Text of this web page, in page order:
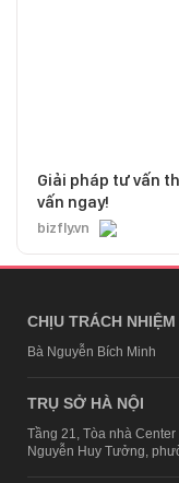
Giải pháp tư vấn
vấn ngay!
bizfly.vn
CHỊU TRÁCH
Bà Nguyễn Bích Minh
TRỤ SỞ HÀ NỘI
Tầng 21, Tòa nhà
Nguyễn Huy Tưởng,